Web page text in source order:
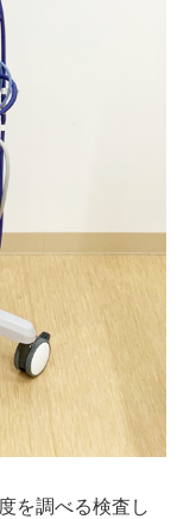
を調べる検査し